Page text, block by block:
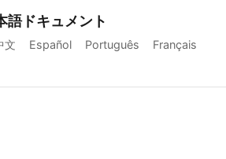
ドキュメント
文 Español Português
Français